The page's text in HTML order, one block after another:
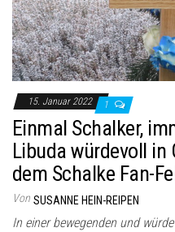
15. Januar 2022 1
Einmal Schalker,
Libuda würdevoll in
dem Schalke Fan-
Von SUSANNE HEIN-REIPEN
In einer bewegenden und